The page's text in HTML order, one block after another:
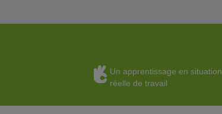
Un apprentissage en situation
réelle de travail